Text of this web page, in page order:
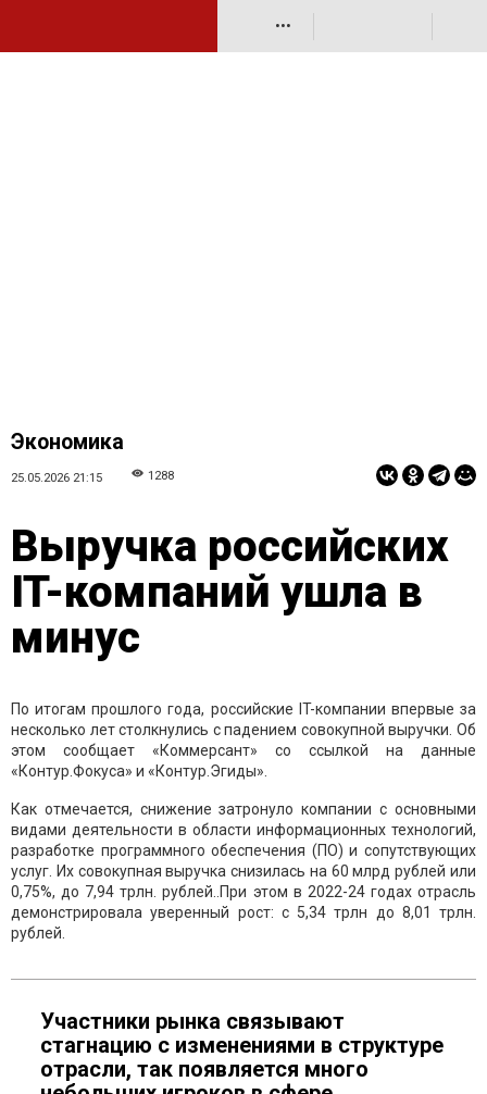
•••
Экономика
25.05.2026 21:15 1288
Выручка российских
IT-компаний ушла в
минус
По итогам прошлого года, российские IT-компании впервые за
несколько лет столкнулись с падением совокупной выручки. Об
этом сообщает «Коммерсант» со ссылкой на данные
«Контур.Фокуса» и «Контур.Эгиды».
Как отмечается, снижение затронуло компании с основными
видами деятельности в области информационных технологий,
разработке программного обеспечения (ПО) и сопутствующих
услуг. Их совокупная выручка снизилась на 60 млрд рублей или
0,75%, до 7,94 трлн. рублей..При этом в 2022-24 годах отрасль
демонстрировала уверенный рост: с 5,34 трлн до 8,01 трлн.
рублей.
Участники рынка связывают
стагнацию с изменениями в структуре
отрасли, так появляется много